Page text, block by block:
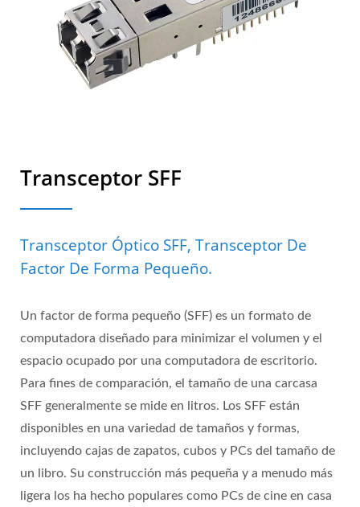
Transceptor SFF
Transceptor Óptico SFF, Transceptor De
Factor De Forma Pequeño.
Un factor de forma pequeño (SFF) es un formato de
computadora diseñado para minimizar el volumen y el
espacio ocupado por una computadora de escritorio.
Para fines de comparación, el tamaño de una carcasa
SFF generalmente se mide en litros. Los SFF están
disponibles en una variedad de tamaños y formas,
incluyendo cajas de zapatos, cubos y PCs del tamaño de
un libro. Su construcción más pequeña y a menudo más
ligera los ha hecho populares como PCs de cine en casa